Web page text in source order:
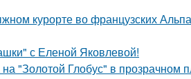
курорте во французских
с Еленой Яковлевой!
"Золотой Глобус" в прозрачном